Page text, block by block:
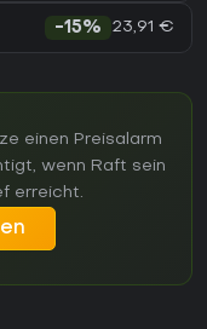
-15% 23,91 €
einen Preisalarm
wenn Raft sein
erreicht.